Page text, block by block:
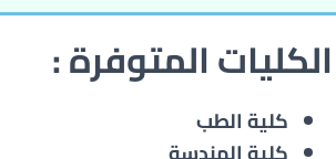
الكليات المتوفرة :
كلية الطب